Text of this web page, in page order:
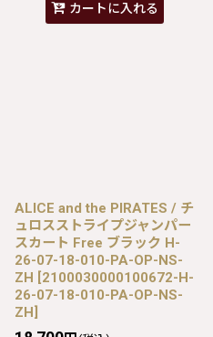
カートに入れる
ALICE and the PIRATES / チ
ュロスストライプジャンパー
スカート Free ブラック H-
26-07-18-010-PA-OP-NS-
ZH [2100030000100672-H-
26-07-18-010-PA-OP-NS-
ZH]